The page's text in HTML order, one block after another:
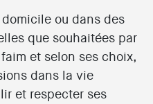
ou dans des
que souhaitées par
et selon ses choix,
dans la vie
et respecter ses